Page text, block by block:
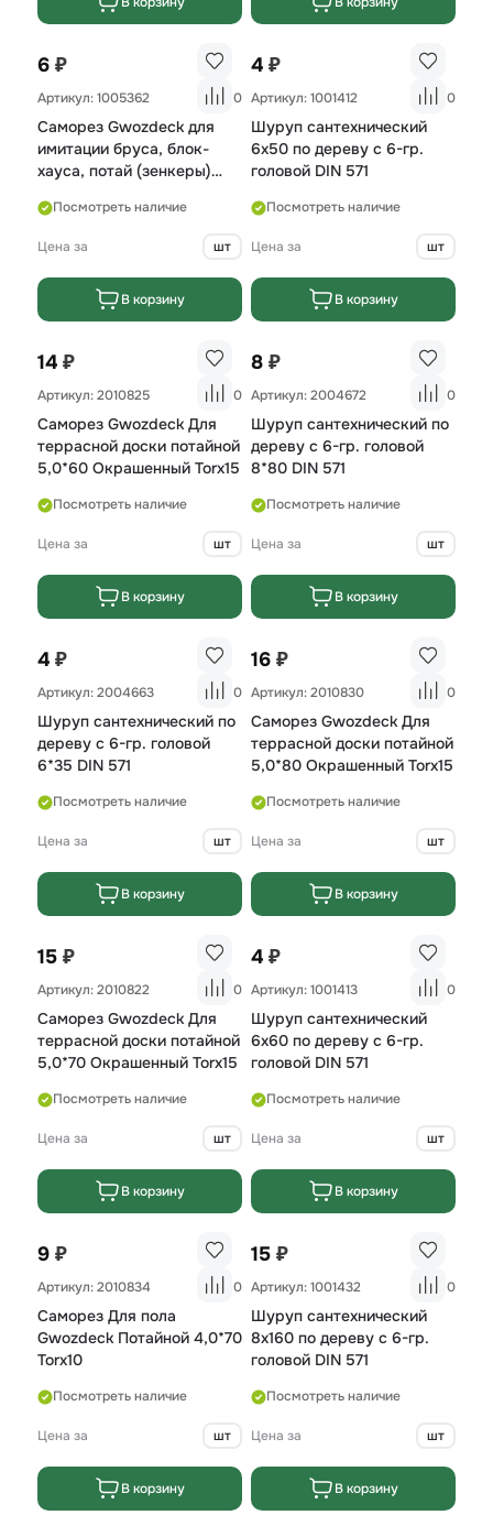
6 ₽
Артикул: 1005362 0
Саморез Gwozdeck для
имитации бруса, блок-
хауса, потай (зенкеры)
Посмотреть наличие
Цена за шт
В корзину
4 ₽
Артикул: 1001412 0
Шуруп сантехнический
6х50 по дереву с 6-гр.
головой DIN 571
Посмотреть наличие
Цена за шт
В корзину
14 ₽
Артикул: 2010825 0
Саморез Gwozdeck Для
террасной доски потайной
5,0*60 Окрашенный Torx15
Посмотреть наличие
Цена за шт
В корзину
8 ₽
Артикул: 2004672 0
Шуруп сантехнический по
дереву с 6-гр. головой
8*80 DIN 571
Посмотреть наличие
Цена за шт
В корзину
4 ₽
Артикул: 2004663 0
Шуруп сантехнический по
дереву с 6-гр. головой
6*35 DIN 571
Посмотреть наличие
Цена за шт
В корзину
16 ₽
Артикул: 2010830 0
Саморез Gwozdeck Для
террасной доски потайной
5,0*80 Окрашенный Torx15
Посмотреть наличие
Цена за шт
В корзину
15 ₽
Артикул: 2010822 0
Саморез Gwozdeck Для
террасной доски потайной
5,0*70 Окрашенный Torx15
Посмотреть наличие
Цена за шт
В корзину
4 ₽
Артикул: 1001413 0
Шуруп сантехнический
6х60 по дереву с 6-гр.
головой DIN 571
Посмотреть наличие
Цена за шт
В корзину
9 ₽
Артикул: 2010834 0
Саморез Для пола
Gwozdeck Потайной 4,0*70
Torx10
Посмотреть наличие
Цена за шт
В корзину
15 ₽
Артикул: 1001432 0
Шуруп сантехнический
8х160 по дереву с 6-гр.
головой DIN 571
Посмотреть наличие
Цена за шт
В корзину